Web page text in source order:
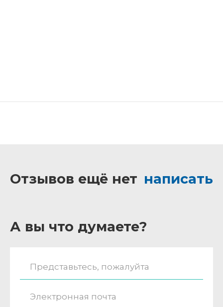
Отзывов ещё нет написать
А вы что думаете?